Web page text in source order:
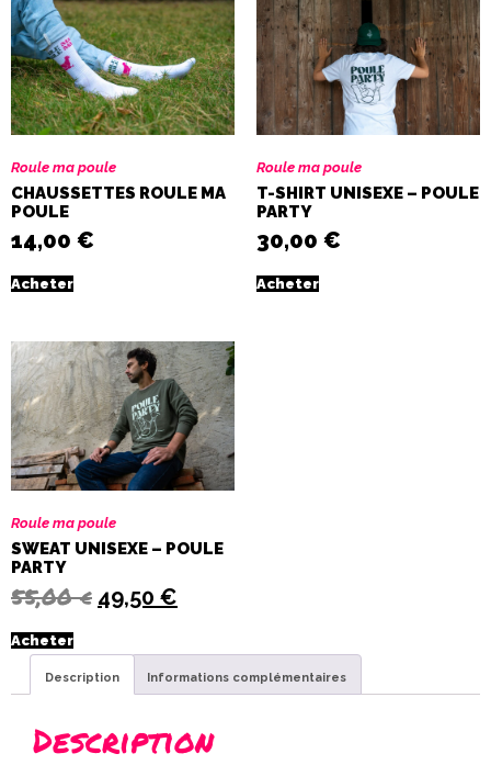
Roule ma poule
CHAUSSETTES ROULE MA
POULE
14,00 €
Acheter
Roule ma poule
T-SHIRT UNISEXE – POULE
PARTY
30,00 €
Acheter
Roule ma poule
SWEAT UNISEXE – POULE
PARTY
55,00€ 49,50 €
Acheter
Description Informations complémentaires
Description